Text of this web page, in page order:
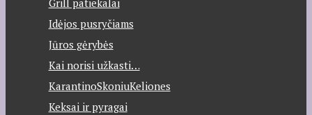
Grill patiekalai
Idėjos pusryčiams
Jūros gėrybės
Kai norisi užkasti…
KarantinoSkoniuKeliones
Keksai ir pyragai